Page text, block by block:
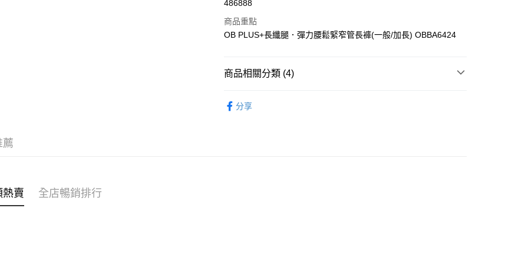
AlipayHK
WeChat Pay
送貨方式
486888
商品重點
OB PLUS+長纖腿．彈力腰鬆緊窄管長褲(一般/加長) OBBA6424
商品相關分類 (4)
分享
薦
賣 全店暢銷排行